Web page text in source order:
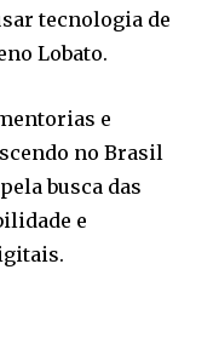
tecnologia de
Lobato.
e
no Brasil
busca das
e